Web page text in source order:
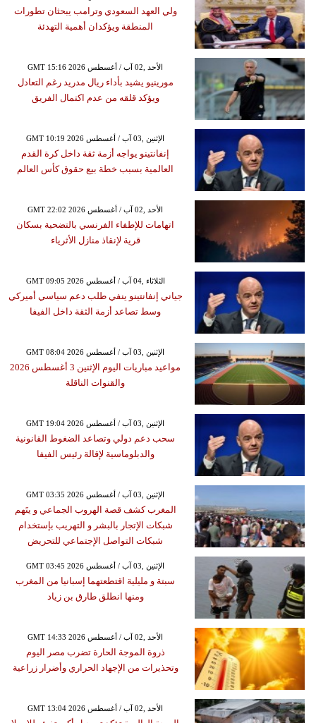
ولي العهد السعودي وترامب يبحثان تطورات
المنطقة ويؤكدان أهمية التهدئة
GMT 15:16 2026 الأحد ,02 آب / أغسطس
مورينيو يشيد بأداء ريال مدريد رغم التعادل
ويؤكد قلقه من عدم اكتمال الفريق
GMT 10:19 2026 الإثنين ,03 آب / أغسطس
إنفانتينو يواجه أزمة ثقة داخل كرة القدم
العالمية بسبب خطة بيع حقوق كأس العالم
GMT 22:02 2026 الأحد ,02 آب / أغسطس
اتهامات للإطفاء الفرنسي بالتضحية بسكان
قرية لإنقاذ منازل الأثرياء
GMT 09:05 2026 الثلاثاء ,04 آب / أغسطس
جياني إنفانتينو ينفي طلب دعم سياسي أميركي
وسط تصاعد أزمة الثقة داخل الفيفا
GMT 08:04 2026 الإثنين ,03 آب / أغسطس
مواعيد مباريات اليوم الإثنين 3 أغسطس 2026
والقنوات الناقلة
GMT 19:04 2026 الإثنين ,03 آب / أغسطس
سحب دعم دولي وتصاعد الضغوط القانونية
والدبلوماسية لإقالة رئيس الفيفا
GMT 03:35 2026 الإثنين ,03 آب / أغسطس
المغرب كشف قصة الهروب الجماعي و يتَهم
شبكات الإتجار بالبشر و التهريب بإستخدام
شبكات التواصل الإجتماعي للتحريض
GMT 03:45 2026 الإثنين ,03 آب / أغسطس
سبتة و مليلية اقتطعتهما إسبانيا من المغرب
ومنها انطلق طارق بن زياد
GMT 14:33 2026 الأحد ,02 آب / أغسطس
ذروة الموجة الحارة تضرب مصر اليوم
وتحذيرات من الإجهاد الحراري وأضرار زراعية
GMT 13:04 2026 الأحد ,02 آب / أغسطس